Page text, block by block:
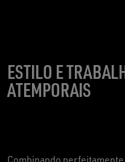
ESTILO E
ATEMPORAIS
Combinando